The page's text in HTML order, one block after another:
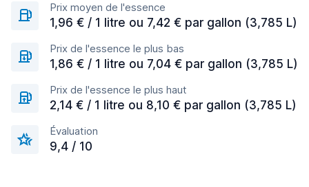
Prix moyen de l'essence
1,96 € / 1 litre ou 7,42 € par gallon (3,785 L)
Prix de l'essence le plus bas
1,86 € / 1 litre ou 7,04 € par gallon (3,785 L)
Prix de l'essence le plus haut
2,14 € / 1 litre ou 8,10 € par gallon (3,785 L)
Évaluation
9,4 / 10